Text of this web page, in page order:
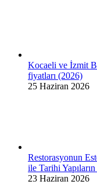
Kocaeli ve İzmit
fiyatları (2026)
25 Haziran 2026
Restorasyonun
ile Tarihi
23 Haziran 2026